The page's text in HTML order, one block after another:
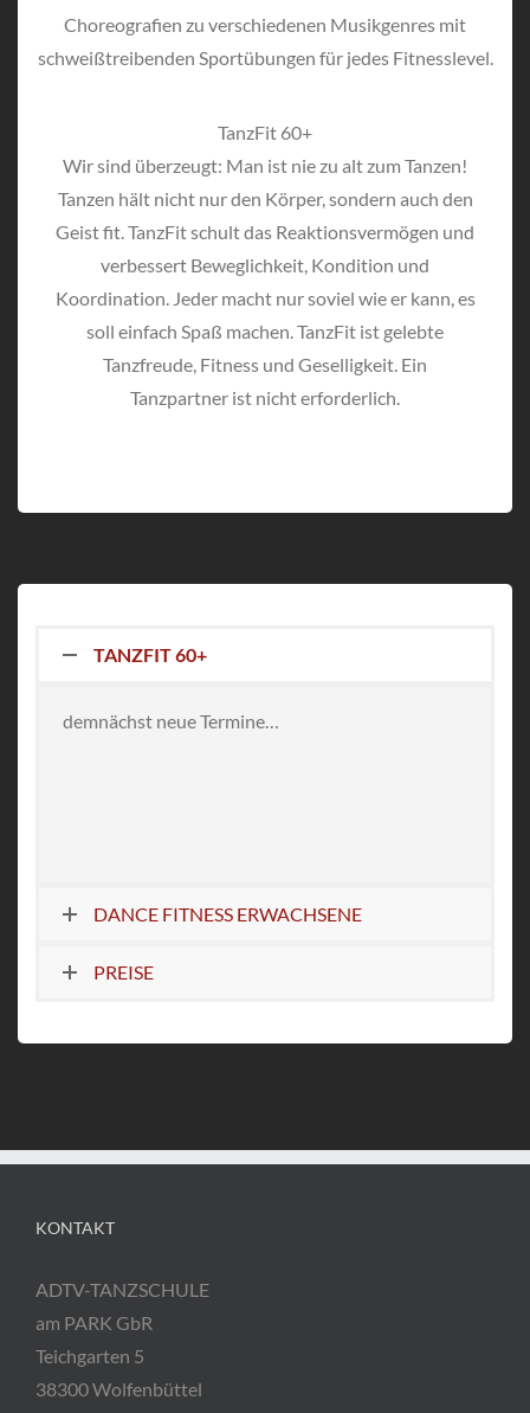
Choreografien zu verschiedenen Musikgenres mit
schweißtreibenden Sportübungen für jedes Fitnesslevel.
TanzFit 60+
Wir sind überzeugt: Man ist nie zu alt zum Tanzen!
Tanzen hält nicht nur den Körper, sondern auch den
Geist fit. TanzFit schult das Reaktionsvermögen und
verbessert Beweglichkeit, Kondition und
Koordination. Jeder macht nur soviel wie er kann, es
soll einfach Spaß machen. TanzFit ist gelebte
Tanzfreude, Fitness und Geselligkeit. Ein
Tanzpartner ist nicht erforderlich.
TANZFIT 60+
demnächst neue Termine…
DANCE FITNESS ERWACHSENE
PREISE
KONTAKT
ADTV-TANZSCHULE
am PARK GbR
Teichgarten 5
38300 Wolfenbüttel